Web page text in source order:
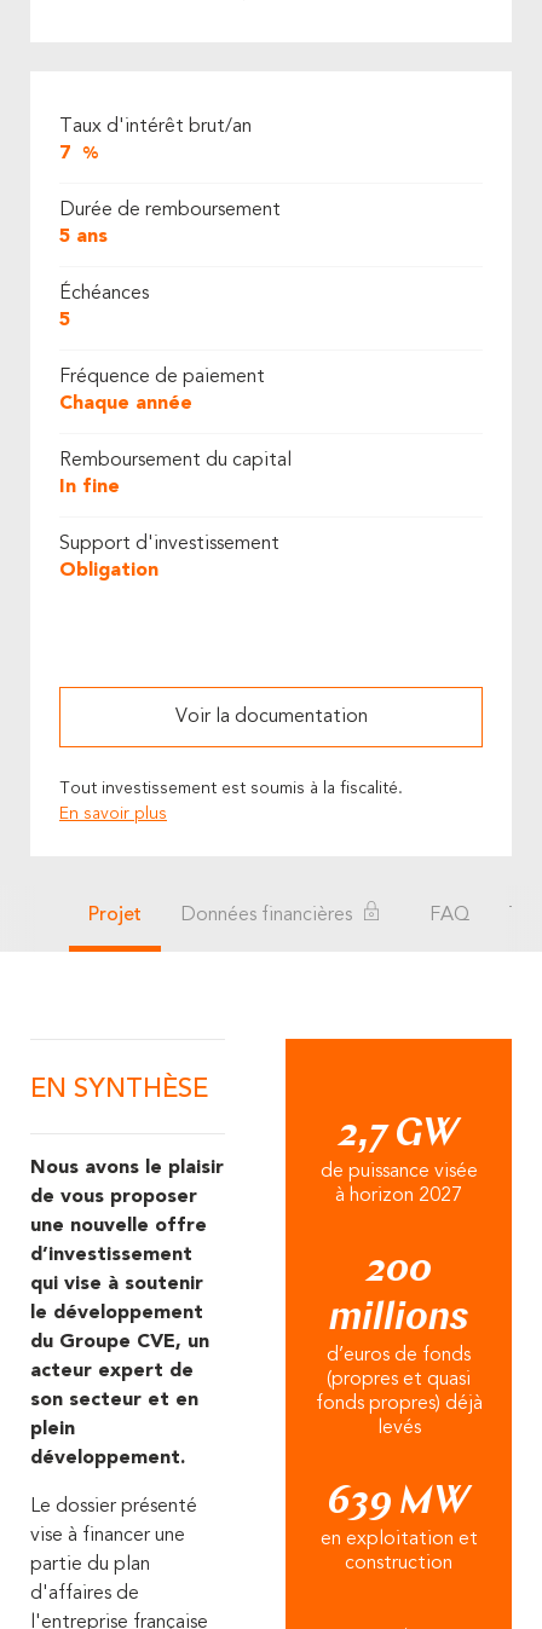
Taux d'intérêt brut/an
7 %
Durée de remboursement
5 ans
Échéances
5
Fréquence de paiement
Chaque année
Remboursement du capital
In fine
Support d'investissement
Obligation
Voir la documentation
Tout investissement est soumis à la fiscalité.
En savoir plus
Projet Données financières FAQ
EN SYNTHÈSE
Nous avons le plaisir
de vous proposer
une nouvelle offre
d’investissement
qui vise à soutenir
le développement
du Groupe CVE, un
acteur expert de
son secteur et en
plein
développement.
Le dossier présenté
vise à financer une
partie du plan
d'affaires de
l'entreprise française
2,7 GW
de puissance visée
à horizon 2027
200
millions
d’euros de fonds
(propres et quasi
fonds propres) déjà
levés
639 MW
en exploitation et
construction